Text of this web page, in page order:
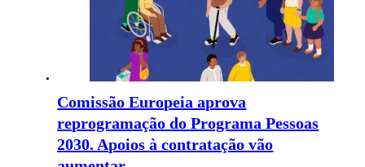
Comissão Europeia aprova
reprogramação do Programa Pessoas
2030. Apoios à contratação vão